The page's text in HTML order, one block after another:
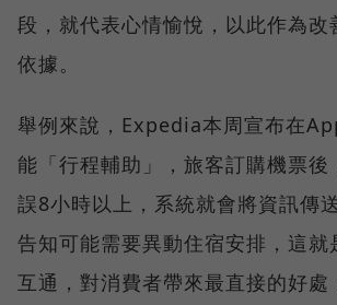
段，就代表心情愉悅，以此作為改
依據。
舉例來說，Expedia本周宣布在
能「行程輔助」，旅客訂購機票後
誤8小時以上，系統就會將資訊傳
告知可能需要異動住宿安排，這就
互通，對消費者帶來最直接的好處